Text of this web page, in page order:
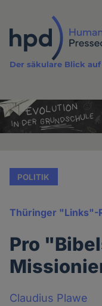
Inhalt
Der säkulare Blick
Advertising
vor
POLITIK
Thüringer "Links"-
Pro
Claudius Plawe